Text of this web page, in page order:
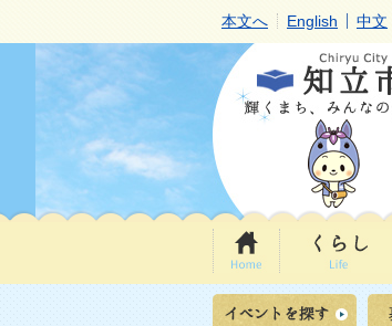
本文へ English 中文